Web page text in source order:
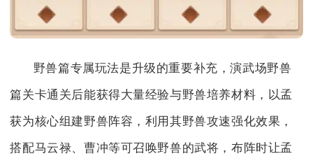
野兽篇专属玩法是升级的重要补充，演武场野兽
篇关卡通关后能获得大量经验与野兽培养材料，以孟
获为核心组建野兽阵容，利用其野兽攻速强化效果，
搭配马云禄、曹冲等可召唤野兽的武将，布阵时让孟